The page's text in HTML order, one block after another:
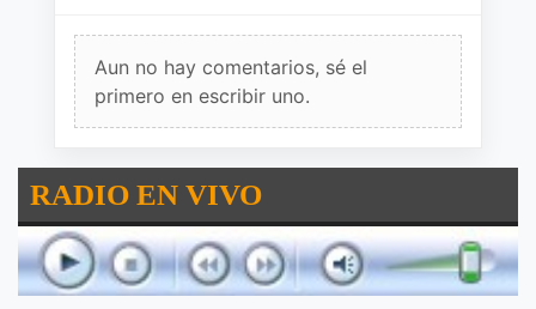
Aun no hay comentarios, sé el
primero en escribir uno.
RADIO EN VIVO